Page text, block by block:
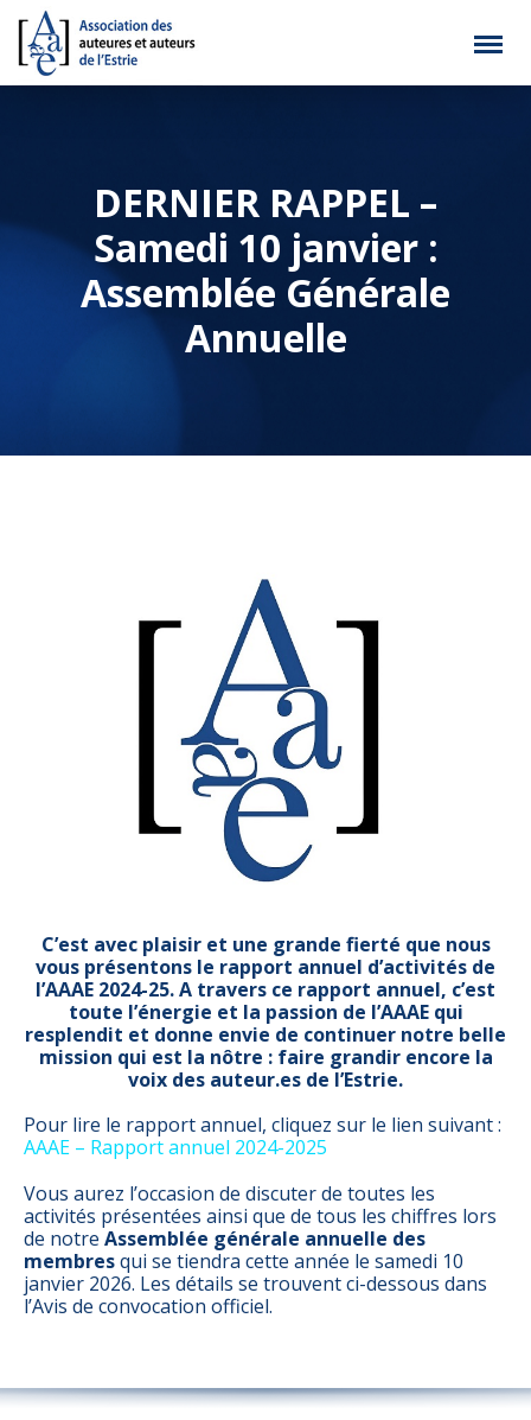
DERNIER RAPPEL –
Samedi 10 janvier :
Assemblée Générale
Annuelle
C’est avec plaisir et une grande fierté que nous
vous présentons le rapport annuel d’activités de
l’AAAE 2024-25. A travers ce rapport annuel, c’est
toute l’énergie et la passion de l’AAAE qui
resplendit et donne envie de continuer notre belle
mission qui est la nôtre : faire grandir encore la
voix des auteur.es de l’Estrie.
Pour lire le rapport annuel, cliquez sur le lien suivant :
AAAE – Rapport annuel 2024-2025
Vous aurez l’occasion de discuter de toutes les
activités présentées ainsi que de tous les chiffres lors
de notre Assemblée générale annuelle des
membresqui se tiendra cette année le samedi 10
janvier 2026. Les détails se trouvent ci-dessous dans
l’Avis de convocation officiel.